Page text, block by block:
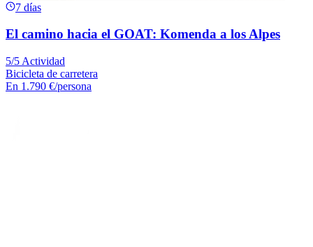
7 días
El camino hacia el GOAT: Komenda a los Alpes
5/5 Actividad
Bicicleta de carretera
En 1.790 €/persona